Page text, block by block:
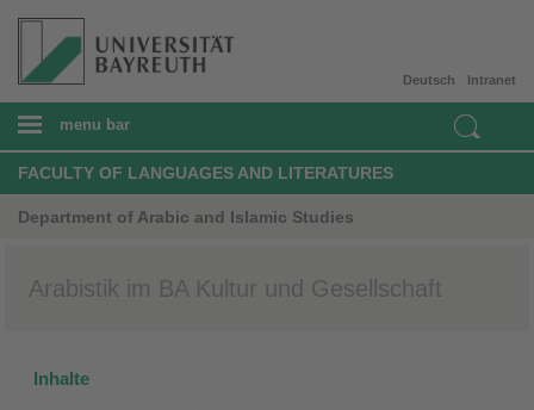
Intranet
Deutsch
menu bar
FACULTY OF LANGUAGES AND LITERATURES
Department of Arabic and Islamic Studies
Arabistik im BA Kultur und Gesellschaft
Inhalte